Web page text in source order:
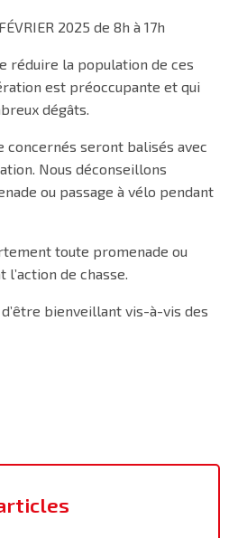
2025 de 8h à 17h
réduire la population de ces
est préoccupante et qui
dégâts.
concernés seront balisés avec
Nous déconseillons
ou passage à vélo pendant
toute promenade ou
l’action de chasse.
bienveillant vis-à-vis des